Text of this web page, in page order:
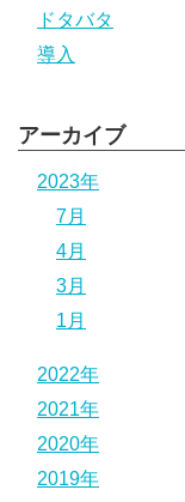
ドタバタ
導入
アーカイブ
2023年
7月
4月
3月
1月
2022年
2021年
2020年
2019年